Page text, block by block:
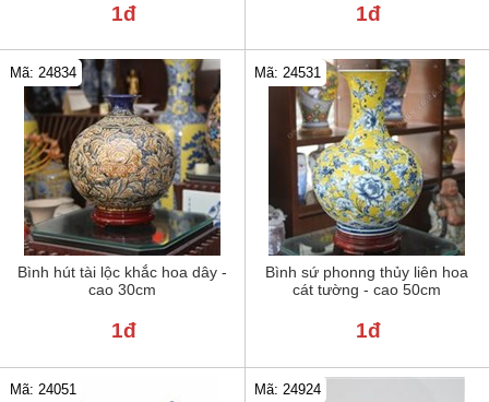
1đ 1đ
Bình hút tài lộc khắc hoa dây -
cao 30cm
Mã: 24834
1đ
Bình sứ phonng thủy liên hoa
cát tường - cao 50cm
Mã: 24531
1đ
Mã: 24051 Mã: 24924